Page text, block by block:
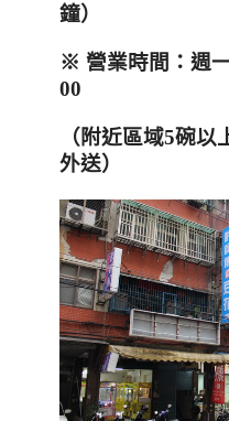
鐘）
※ 營業時間：週
00
（附近區域5碗以
外送）